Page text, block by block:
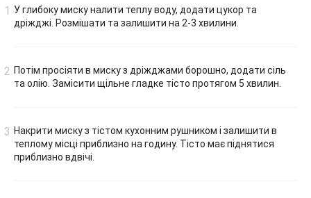
У глибоку миску налити теплу воду, додати цукор та
дріжджі. Розмішати та залишити на 2-3 хвилини.
Потім просіяти в миску з дріжджами борошно, додати сіль
та олію. Замісити щільне гладке тісто протягом 5 хвилин.
Накрити миску з тістом кухонним рушником і залишити в
теплому місці приблизно на годину. Тісто має піднятися
приблизно вдвічі.